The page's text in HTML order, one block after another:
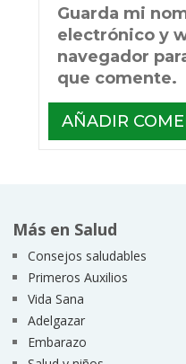
Guarda mi
electrónico y
navegador
que comente.
Más en Salud
Consejos saludables
Primeros Auxilios
Vida Sana
Adelgazar
Embarazo